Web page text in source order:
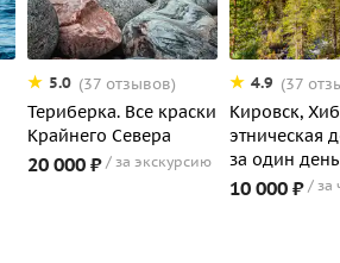
5.0 (37 отзывов)
Териберка. Все краски
Крайнего Севера
20 000 ₽ за экскурсию
4.9 (37
Кировск,
этническая
за один день
10 000 ₽ за